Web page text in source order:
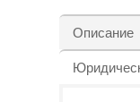
Описание